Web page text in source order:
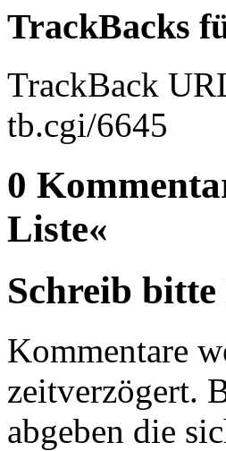
TrackBacks
TrackBack
tb.cgi/6645
0
Liste«
Schreib
Kommentare
zeitverzögert.
abgeben die